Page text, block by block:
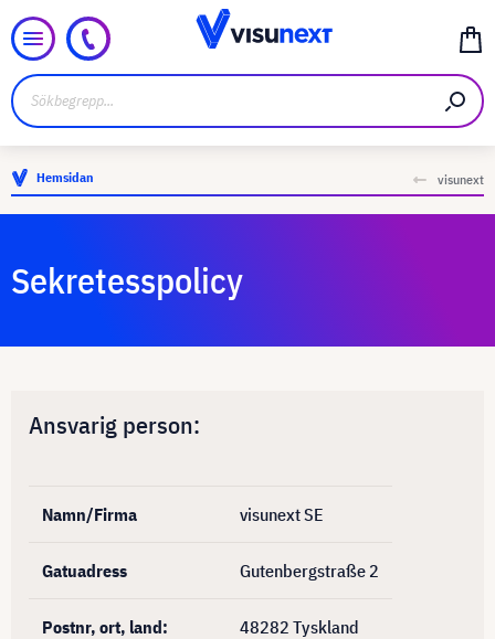
Hemsidan visunext
Sekretesspolicy
Ansvarig person:
Namn/Firma visunext SE
Gatuadress Gutenbergstraße 2
Postnr, ort, land: 48282 Tyskland